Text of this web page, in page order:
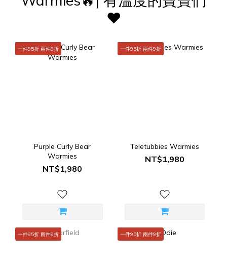
❤️
一件95折 兩件9折
Purple Curly Bear
Warmies
NT$1,980
一件95折 兩件9折
Teletubbies Warmies
NT$1,980
一件95折 兩件9折 一件95折 兩件9折